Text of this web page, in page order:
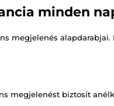
minden
megjelenés
megjelenést biztosít